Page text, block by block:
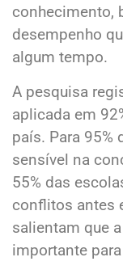
conhecimento,
desempenho
algum tempo.
A pesquisa
aplicada em
país. Para 95%
sensível na
55% das
conflitos antes
salientam que
importante